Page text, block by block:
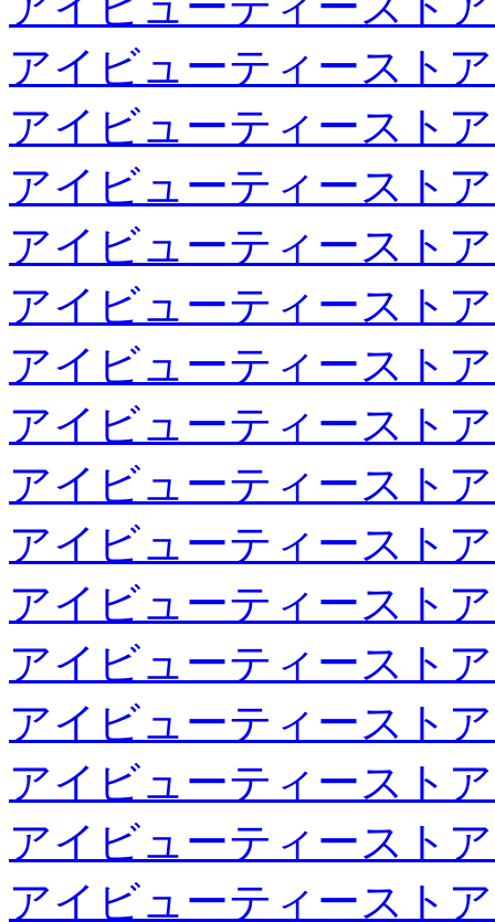
アイビューティースト
アイビューティースト
アイビューティースト
アイビューティースト
アイビューティースト
アイビューティースト
アイビューティースト
アイビューティースト
アイビューティースト
アイビューティースト
アイビューティースト
アイビューティースト
アイビューティースト
アイビューティースト
アイビューティースト